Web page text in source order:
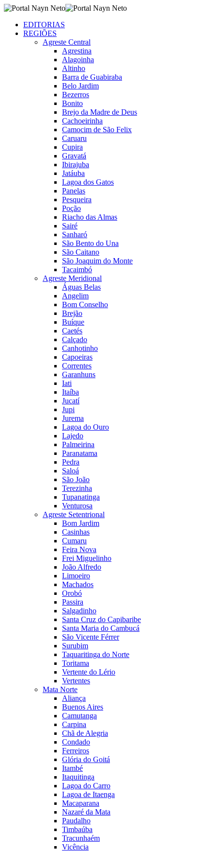
EDITORIAS
REGIÕES
Agreste Central
Agrestina
Alagoinha
Altinho
Barra de Guabiraba
Belo Jardim
Bezerros
Bonito
Brejo da Madre de Deus
Cachoeirinha
Camocim de São Felix
Caruaru
Cupira
Gravatá
Ibirajuba
Jatáuba
Lagoa dos Gatos
Panelas
Pesqueira
Poção
Riacho das Almas
Sairé
Sanharó
São Bento do Una
São Caitano
São Joaquim do Monte
Tacaimbó
Agreste Meridional
Águas Belas
Angelim
Bom Conselho
Brejão
Buíque
Caetés
Calçado
Canhotinho
Capoeiras
Correntes
Garanhuns
Iati
Itaíba
Jucatí
Jupi
Jurema
Lagoa do Ouro
Lajedo
Palmeirina
Paranatama
Pedra
Saloá
São João
Terezinha
Tupanatinga
Venturosa
Agreste Setentrional
Bom Jardim
Casinhas
Cumaru
Feira Nova
Frei Miguelinho
João Alfredo
Limoeiro
Machados
Orobó
Passira
Salgadinho
Santa Cruz do Capibaribe
Santa Maria do Cambucá
São Vicente Férrer
Surubim
Taquaritinga do Norte
Toritama
Vertente do Lério
Vertentes
Mata Norte
Aliança
Buenos Aires
Camutanga
Carpina
Chã de Alegria
Condado
Ferreiros
Glória do Goitá
Itambé
Itaquitinga
Lagoa do Carro
Lagoa de Itaenga
Macaparana
Nazaré da Mata
Paudalho
Timbaúba
Tracunhaém
Vicência